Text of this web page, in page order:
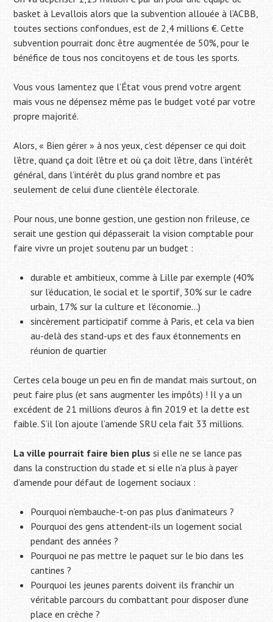
basket à Levallois alors que la subvention allouée à l’ACBB,
toutes sections confondues, est de 2,4 millions €. Cette
subvention pourrait donc être augmentée de 50%, pour le
bénéfice de tous nos concitoyens et de tous les sports.
Vous vous lamentez que l’État vous prend votre argent
mais vous ne dépensez même pas le budget voté par votre
propre majorité.
Alors, « Bien gérer » à nos yeux, c’est dépenser ce qui doit
l’être, quand ça doit l’être et où ça doit l’être, dans l’intérêt
général, dans l’intérêt du plus grand nombre et pas
seulement de celui d’une clientèle électorale.
Pour nous, une bonne gestion, une gestion non frileuse, ce
serait une gestion qui dépasserait la vision comptable pour
faire vivre un projet soutenu par un budget :
durable et ambitieux, comme à Lille par exemple (40%
sur l’éducation, le social et le sportif, 30% sur le cadre
urbain, 17% sur la culture et l’économie…)
sincèrement participatif comme à Paris, et cela va bien
au-delà des stand-ups et des faux étonnements en
réunion de quartier
Certes cela bouge un peu en fin de mandat mais surtout, on
peut faire plus (et sans augmenter les impôts) ! Il y a un
excédent de 21 millions d’euros à fin 2019 et la dette est
faible. S’il l’on ajoute l’amende SRU cela fait 33 millions.
La ville pourrait faire bien plussi elle ne se lance pas
dans la construction du stade et si elle n’a plus à payer
d’amende pour défaut de logement sociaux :
Pourquoi n’embauche-t-on pas plus d’animateurs ?
Pourquoi des gens attendent-ils un logement social
pendant des années ?
Pourquoi ne pas mettre le paquet sur le bio dans les
cantines ?
Pourquoi les jeunes parents doivent ils franchir un
véritable parcours du combattant pour disposer d’une
place en crèche ?